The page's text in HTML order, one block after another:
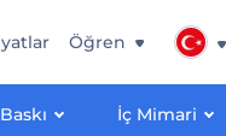
Baskı İç Mimari
Öğren